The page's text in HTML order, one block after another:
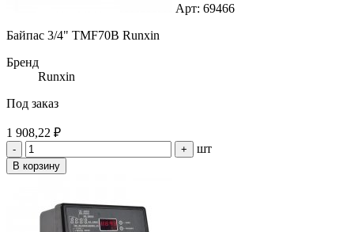
Арт: 69466
Байпас 3/4" TMF70B Runxin
Бренд
Runxin
Под заказ
1 908,22 ₽
- + шт
В корзину